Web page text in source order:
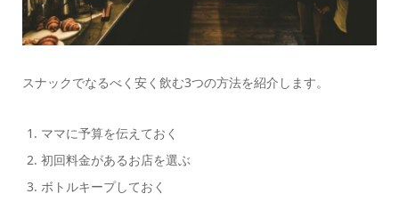
スナックでなるべく安く飲む3つの方法を紹介します。
ママに予算を伝えておく
初回料金があるお店を選ぶ
ボトルキープしておく